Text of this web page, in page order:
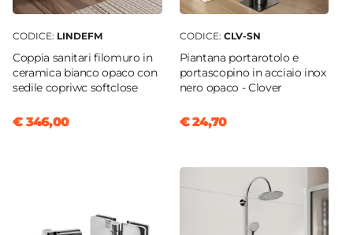
CODICE: LINDEFM
Coppia sanitari filomuro in
ceramica bianco opaco con
sedile copriwc softclose
€ 346,00
CODICE: CLV-SN
Piantana portarotolo e
portascopino in acciaio inox
nero opaco - Clover
€ 24,70